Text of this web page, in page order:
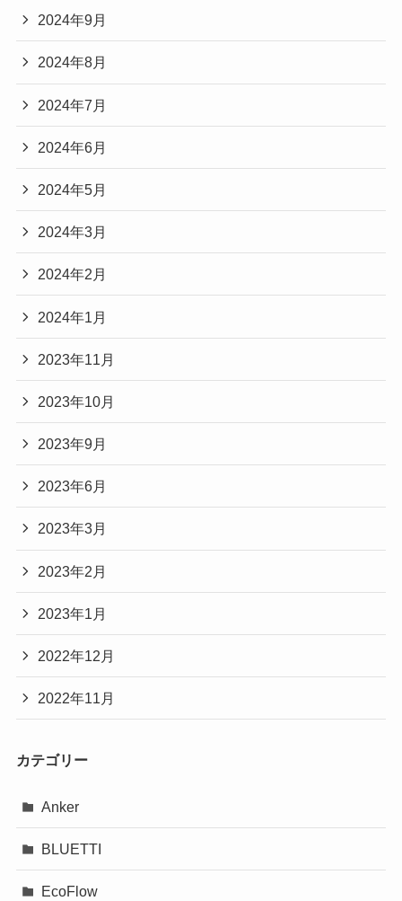
2024年9月
2024年8月
2024年7月
2024年6月
2024年5月
2024年3月
2024年2月
2024年1月
2023年11月
2023年10月
2023年9月
2023年6月
2023年3月
2023年2月
2023年1月
2022年12月
2022年11月
カテゴリー
Anker
BLUETTI
EcoFlow